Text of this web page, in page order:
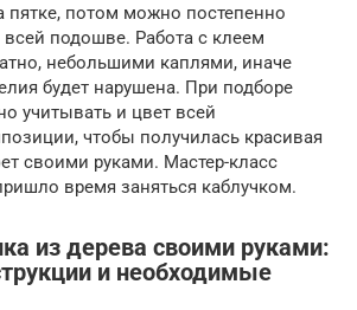
пятке, потом можно постепенно
всей подошве. Работа с клеем
небольшими каплями, иначе
будет нарушена. При подборе
учитывать и цвет всей
чтобы получилась красивая
своими руками. Мастер-класс
время заняться каблучком.
из дерева своими руками:
и необходимые